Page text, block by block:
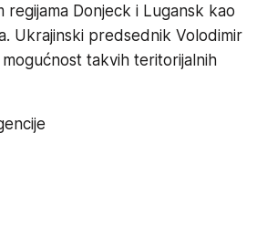
regijama Donjeck i Lugansk kao
Ukrajinski predsednik Volodimir
takvih teritorijalnih